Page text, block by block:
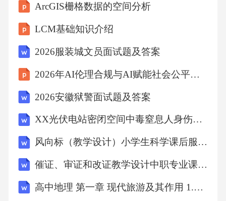
(3)提高工程计价效率。
(4)有利于工程价款结算。
(5)有利于对投资的控制。
16.2.1分部分项工程量清单编制1)项目编码项目
编码是分部分项工程和措施项目清单名称的阿
第一级表示专业工程代码(分二位)；(2)第二级表
ArcGIS栅格数据的空间分析
LCM基础知识介绍
2026服装城文员面试题及答案
2026年AI伦理合规与AI赋能社会公平实践
2026安徽狱警面试题及答案
XX光伏电站密闭空间中毒窒息人身伤亡事故现场处置预案
风向标（教学设计）小学生科学课后服务拓展
催证、审证和改证教学设计中职专业课-国际贸易实务-国际商务-财经商贸大类
高中地理 第一章 现代旅游及其作用 1.1 现代旅游教案 新人教版选修3